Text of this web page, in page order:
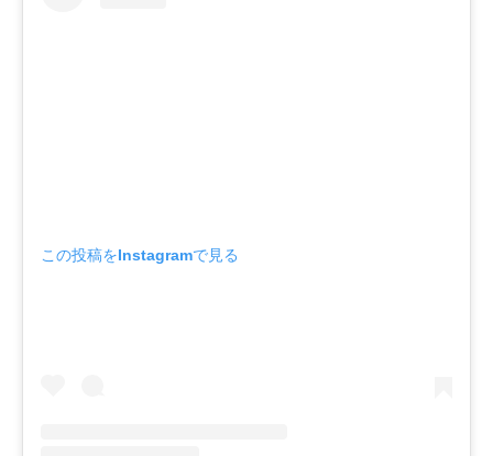
この投稿をInstagramで見る